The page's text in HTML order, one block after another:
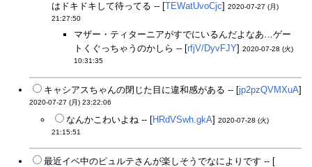
はドキドキして待ってる -- [TEWatUvoCjc] 2020-07-27 (月)
21:27:50
マザー・ティターニアがすでにいるんだよなあ…ゲー
トくぐっちゃうのかしら -- [rfjV/DyvFJY] 2020-07-28 (火)
10:31:35
キャシアスちゃんの閉じた目に違和感がある -- [jp2pzQVMXuA]
2020-07-27 (月) 23:22:06
なんかこわいよね -- [HRdVSwh.gkA] 2020-07-28 (火)
21:15:51
最近イベ中のピュルテさんが楽しそうでなによりです -- [